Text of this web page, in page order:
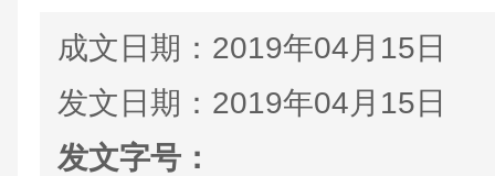
成文日期： 2019年04月15日
发文日期： 2019年04月15日
发文字号：